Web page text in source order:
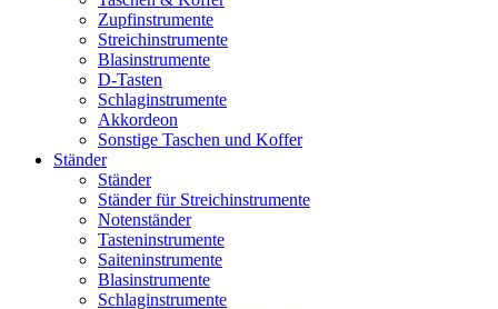
Zupfinstrumente
Streichinstrumente
Blasinstrumente
D-Tasten
Schlaginstrumente
Akkordeon
Sonstige Taschen und Koffer
Ständer
Ständer
Ständer für Streichinstrumente
Notenständer
Tasteninstrumente
Saiteninstrumente
Blasinstrumente
Schlaginstrumente